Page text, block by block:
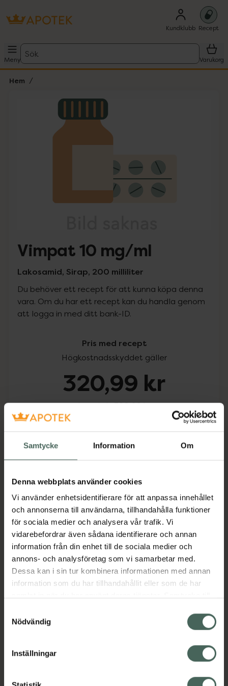
Samtycke Information Om
Denna webbplats använder cookies
Vi använder enhetsidentifierare för att anpassa innehållet
och annonserna till användarna, tillhandahålla funktioner
för sociala medier och analysera vår trafik. Vi
vidarebefordrar även sådana identifierare och annan
information från din enhet till de sociala medier och
annons- och analysföretag som vi samarbetar med.
Dessa kan i sin tur kombinera informationen med annan
information som du har tillhandahållit eller som de har
återkalla ditt samtycke via webbplatsens
cookieinställningar. Ett återkallat samtycke påverkar inte
lagligheten av behandling som skett innan återkallelsen.
Nödvändig
Inställningar
Kundklubb Recept
Meny
Sök
Varukorg
Hem
Lista: . Innehåller 1 objekt.
Vimpat 10 mg/ml
Lakosamid, Sirap, 200 milliliter
Du behöver ett recept för att kunna köpa denna
vara. Om du har ett recept kan du handla genom
att logga in med ditt bank-ID.
Pris med recept
Högkostnadsskyddet gäller
320,99 kr
I apotek:320,99 kr
Köp via ditt recept
Beskrivning Dölj
Läs alltid bipacksedeln innan
användning.
EAN:
05413787103140